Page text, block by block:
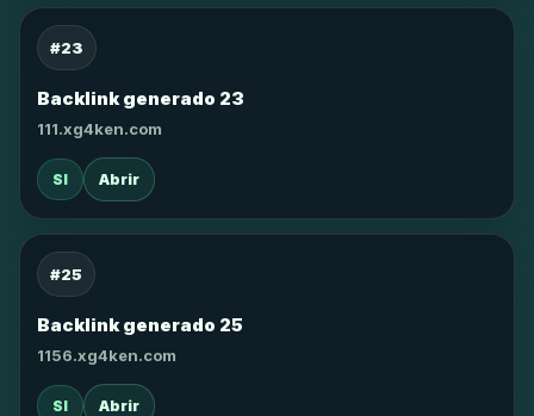
#23
Backlink generado 23
111.xg4ken.com
SI Abrir
#25
Backlink generado 25
1156.xg4ken.com
SI Abrir